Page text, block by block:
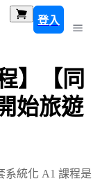
登入
】【同
始旅遊
系統化 A1 課程是